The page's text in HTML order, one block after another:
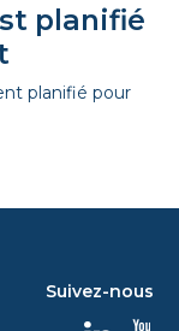
planifié
planifié pour
Suivez-nous